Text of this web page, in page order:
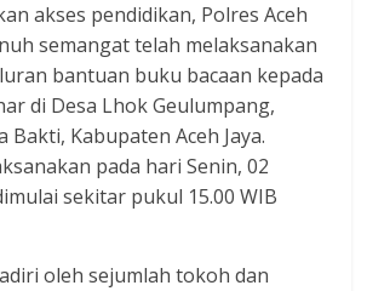
akses pendidikan, Polres Aceh
semangat telah melaksanakan
bantuan buku bacaan kepada
di Desa Lhok Geulumpang,
Bakti, Kabupaten Aceh Jaya.
pada hari Senin, 02
sekitar pukul 15.00 WIB
oleh sejumlah tokoh dan